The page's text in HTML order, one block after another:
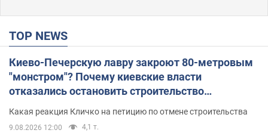
TOP NEWS
Киево-Печерскую лавру закроют 80-метровым
"монстром"? Почему киевские власти
отказались остановить строительство
небоскреба "московского верующего"
Какая реакция Кличко на петицию по отмене строительства
9.08.2026 12:00 4,1 т.